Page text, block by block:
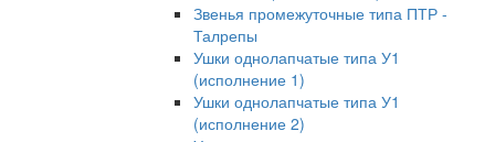
Звенья промежуточные типа ПТР -
Талрепы
Ушки однолапчатые типа У1
(исполнение 1)
Ушки однолапчатые типа У1
(исполнение 2)